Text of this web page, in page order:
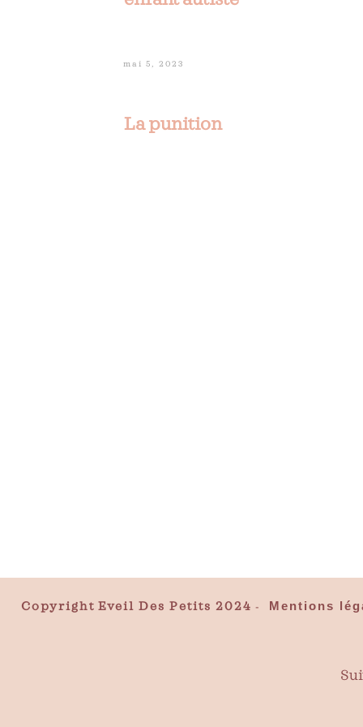
mai 5, 2023
La punition
Copyright Eveil Des Petits 2024 - Mentions